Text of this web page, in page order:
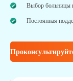
Выбор больницы
Постоянная